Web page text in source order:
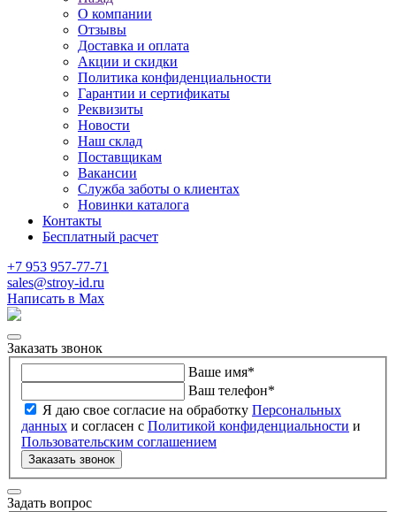
О компании
Отзывы
Доставка и оплата
Акции и скидки
Политика конфиденциальности
Гарантии и сертификаты
Реквизиты
Новости
Наш склад
Поставщикам
Вакансии
Служба заботы о клиентах
Новинки каталога
Контакты
Бесплатный расчет
+7 953 957-77-71
sales@stroy-id.ru
Написать в Max
Заказать звонок
Ваше имя*
Ваш телефон*
Я даю свое согласие на обработку Персональных
данных и согласен с Политикой конфиденциальности и
Пользовательским соглашением
Заказать звонок
Задать вопрос